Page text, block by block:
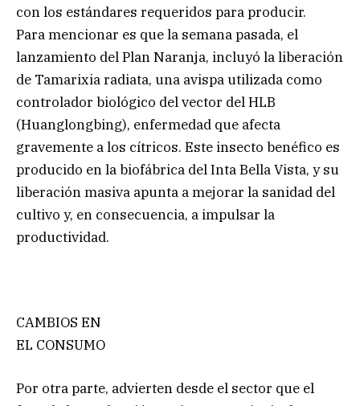
con los estándares requeridos para producir.
Para mencionar es que la semana pasada, el
lanzamiento del Plan Naranja, incluyó la liberación
de Tamarixia radiata, una avispa utilizada como
controlador biológico del vector del HLB
(Huanglongbing), enfermedad que afecta
gravemente a los cítricos. Este insecto benéfico es
producido en la biofábrica del Inta Bella Vista, y su
liberación masiva apunta a mejorar la sanidad del
cultivo y, en consecuencia, a impulsar la
productividad.
CAMBIOS EN
EL CONSUMO
Por otra parte, advierten desde el sector que el